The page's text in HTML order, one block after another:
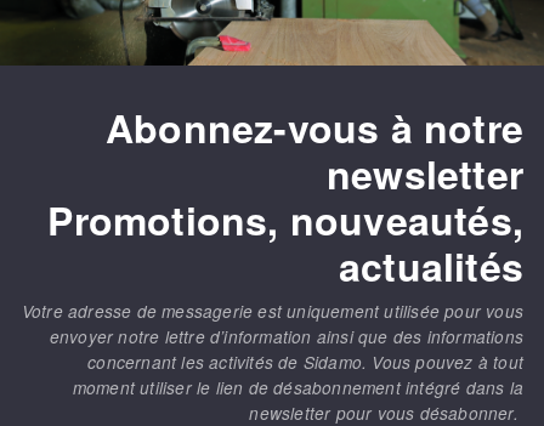
Abonnez-vous à notre
newsletter
Promotions, nouveautés,
actualités
Votre adresse de messagerie est uniquement utilisée pour vous
envoyer notre lettre d’information ainsi que des informations
concernant les activités de Sidamo. Vous pouvez à tout
moment utiliser le lien de désabonnement intégré dans la
newsletter pour vous désabonner.